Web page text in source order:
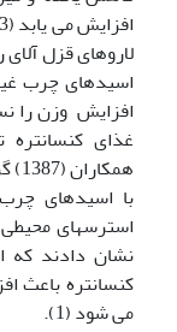
لاروهای قزل
افزایش وزن را
با اسیدهای
نشان دادند که
کنسانتره باعث
می شود (1).